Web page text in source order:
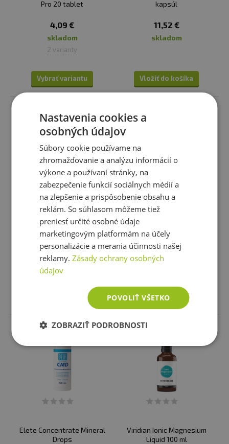
Pro 20 tablet
4,09 €
skladom
2 varianty
Vybrať variantu
kapsúl
11,52 €
skladom
Vložiť do košíka
Extrifit Electrolyte Salt Caps
150 kapslí
11,52 €
skladom
Vložiť do košíka
NutriWorks Electrolyte worx
26,81 €
skladom
Vybrať variantu
Elete Concentrate Mineral
Drops
Viridian Ionic Magnesium
Liquid 100 ml
Nastavenia cookies a
osobných údajov
Súbory cookie používame na
zhromažďovanie a analýzu informácií o
výkone a používaní stránky, na
zabezpečenie funkcií sociálnych médií a
na zlepšenie a prispôsobenie obsahu a
reklám. So súhlasom môžeme tiež
preniesť určité osobné údaje
marketingovým platformám na účely
personalizácie a merania účinnosti našej
reklamy.Zásady ochrany osobných
údajov
POVOLIŤ VŠETKO
ZOBRAZIŤ PODROBNOSTI